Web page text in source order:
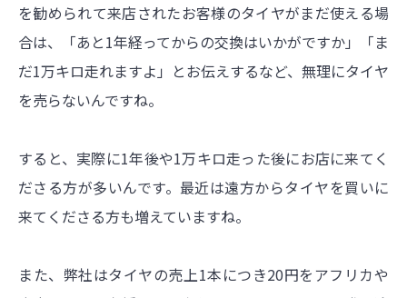
を勧められて来店されたお客様のタイヤがまだ使える場
合は、「あと1年経ってからの交換はいかがですか」「ま
だ1万キロ走れますよ」とお伝えするなど、無理にタイヤ
を売らないんですね。
すると、実際に1年後や1万キロ走った後にお店に来てく
ださる方が多いんです。最近は遠方からタイヤを買いに
来てくださる方も増えていますね。
また、弊社はタイヤの売上1本につき20円をアフリカや